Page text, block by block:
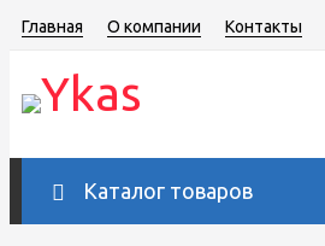
Главная О компании Контакты
Каталог товаров